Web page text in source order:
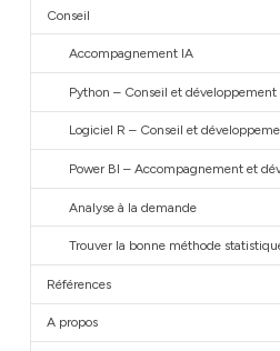
Conseil
Accompagnement IA
Python – Conseil et développement
Logiciel R – Conseil et
Power BI – Accompagnement et
Analyse à la demande
Trouver la bonne méthode
Références
A propos